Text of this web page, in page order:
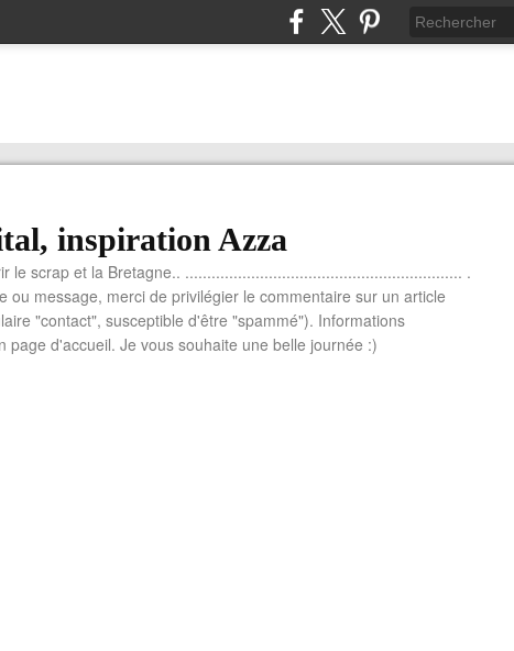
inspiration Azza
le scrap et la Bretagne.. ............................................................... .
ou message, merci de privilégier le commentaire sur un article
"contact", susceptible d'être "spammé"). Informations
page d'accueil. Je vous souhaite une belle journée :)